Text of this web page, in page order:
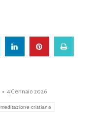
4 Gennaio 2026
meditazione cristiana